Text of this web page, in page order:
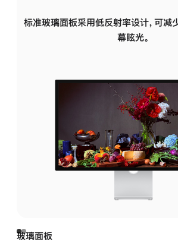
标准玻璃面板采用低反射率设计，可减
幕眩光。
玻璃面板